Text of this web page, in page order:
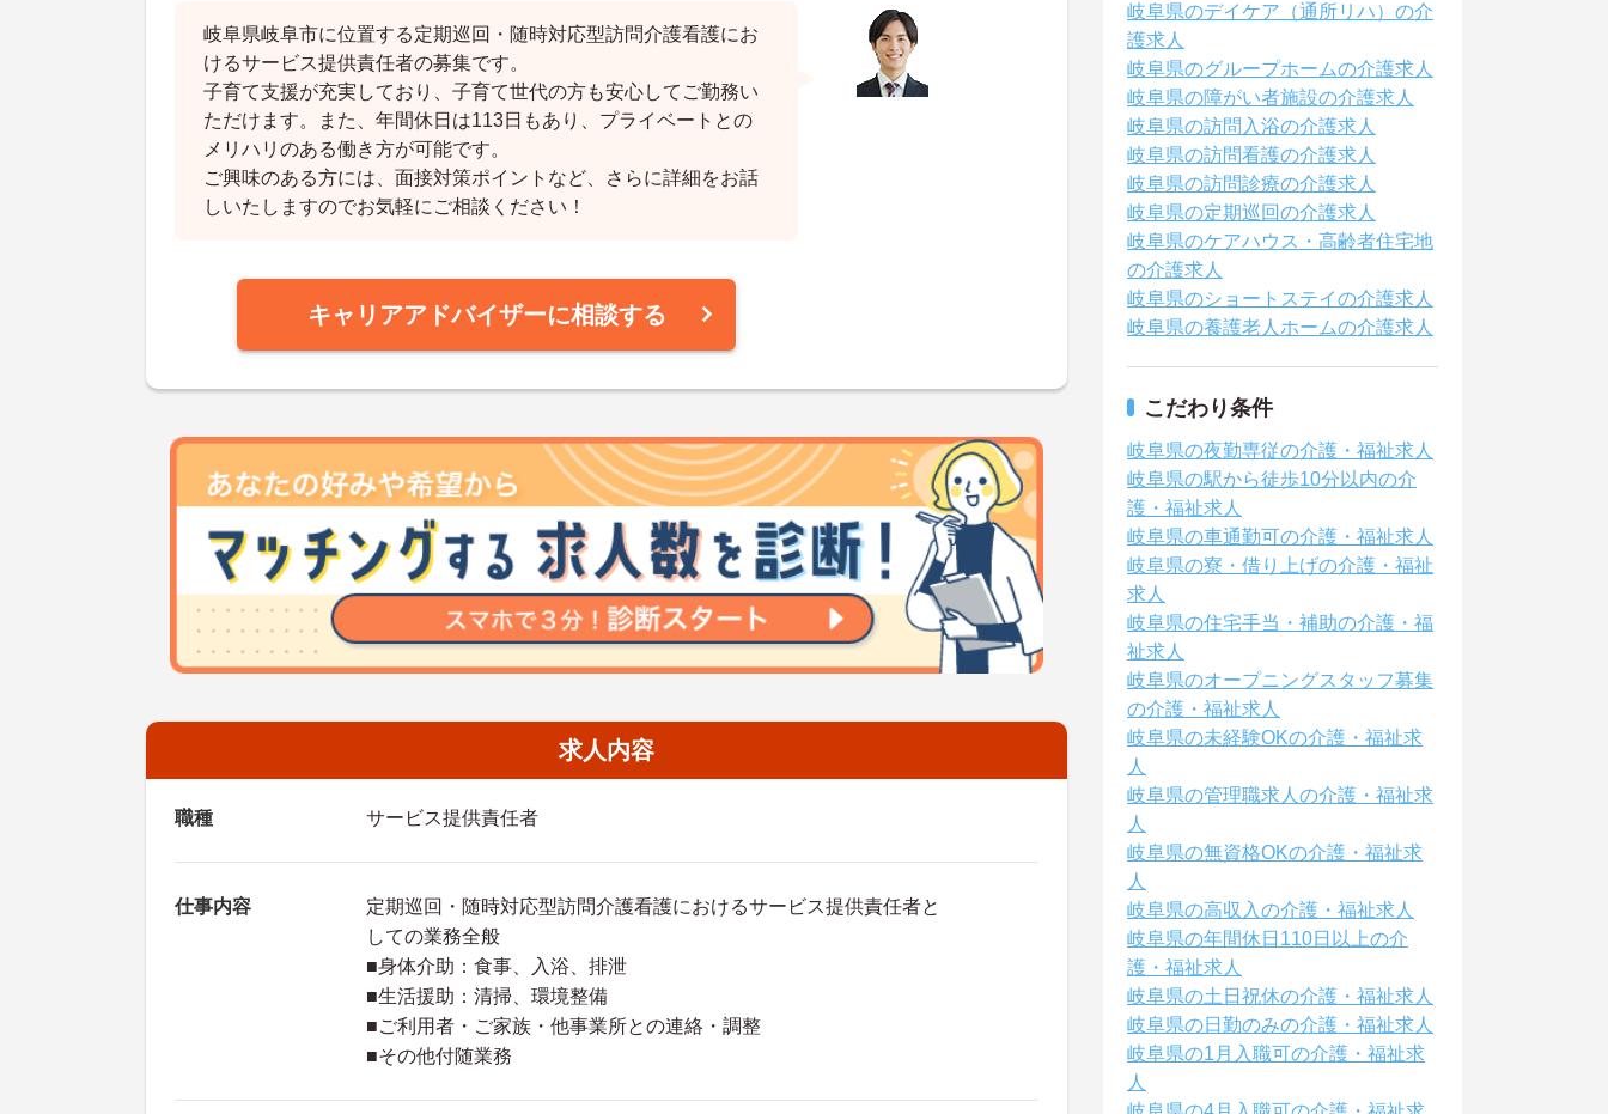
岐阜県岐阜市に位置する定期巡回・随時対応型訪問介護看護にお
けるサービス提供責任者の募集です。
子育て支援が充実しており、子育て世代の方も安心してご勤務い
ただけます。また、年間休日は113日もあり、プライベートとの
メリハリのある働き方が可能です。
ご興味のある方には、面接対策ポイントなど、さらに詳細をお話
しいたしますのでお気軽にご相談ください！
キャリアアドバイザーに相談する
求人内容
職種 サービス提供責任者
仕事内容
定期巡回・随時対応型訪問介護看護におけるサービス提供責任者と
しての業務全般
■身体介助：食事、入浴、排泄
■生活援助：清掃、環境整備
■ご利用者・ご家族・他事業所との連絡・調整
■その他付随業務
岐阜県のデイケア（通所リハ）の介
護求人
岐阜県のグループホームの介護求人
岐阜県の障がい者施設の介護求人
岐阜県の訪問入浴の介護求人
岐阜県の訪問看護の介護求人
岐阜県の訪問診療の介護求人
岐阜県の定期巡回の介護求人
岐阜県のケアハウス・高齢者住宅地
の介護求人
岐阜県のショートステイの介護求人
岐阜県の養護老人ホームの介護求人
こだわり条件
岐阜県の夜勤専従の介護・福祉求人
岐阜県の駅から徒歩10分以内の介
護・福祉求人
岐阜県の車通勤可の介護・福祉求人
岐阜県の寮・借り上げの介護・福祉
求人
岐阜県の住宅手当・補助の介護・福
祉求人
岐阜県のオープニングスタッフ募集
の介護・福祉求人
岐阜県の未経験OKの介護・福祉求
人
岐阜県の管理職求人の介護・福祉求
人
岐阜県の無資格OKの介護・福祉求
人
岐阜県の高収入の介護・福祉求人
岐阜県の年間休日110日以上の介
護・福祉求人
岐阜県の土日祝休の介護・福祉求人
岐阜県の日勤のみの介護・福祉求人
岐阜県の1月入職可の介護・福祉求
人